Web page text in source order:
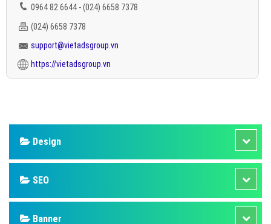
0964 82 6644 - (024) 6658 7378
(024) 6658 7378
support@vietadsgroup.vn
https://vietadsgroup.vn